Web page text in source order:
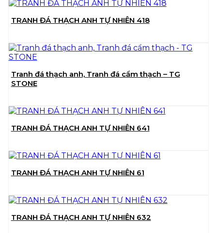
TRANH ĐÁ THẠCH ANH TỰ NHIÊN 418
Tranh đá thạch anh, Tranh đá cẩm thạch – TG
STONE
TRANH ĐÁ THẠCH ANH TỰ NHIÊN 641
TRANH ĐÁ THẠCH ANH TỰ NHIÊN 61
TRANH ĐÁ THẠCH ANH TỰ NHIÊN 632